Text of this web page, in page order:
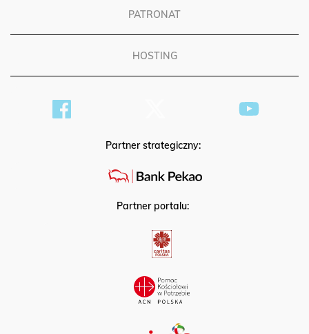
PATRONAT
HOSTING
Partner strategiczny:
Partner portalu: